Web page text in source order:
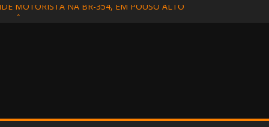
MOTORISTA NA BR-354, EM POUSO ALTO
EM APARECIDA (SP) E REENCONTRA A FAMÍLIA